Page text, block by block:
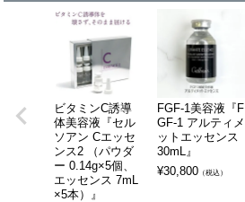
ビタミンC誘導
体美容液『セル
ソアン Cエッセ
ンス2 （パウダ
ー 0.14g×5個、
エッセンス 7mL
×5本）』
FGF-1美容液『F
GF-1 アルティメ
ットエッセンス
30mL』
¥30,800 （税込）